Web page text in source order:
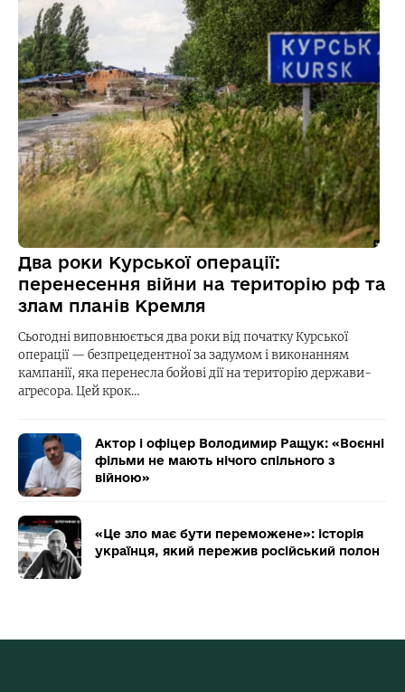
Два роки Курської операції:
перенесення війни на територію рф та
злам планів Кремля
Сьогодні виповнюється два роки від початку Курської
операції — безпрецедентної за задумом і виконанням
кампанії, яка перенесла бойові дії на територію держави-
агресора. Цей крок…
Актор і офіцер Володимир Ращук: «Воєнні
фільми не мають нічого спільного з
війною»
«Це зло має бути переможене»: історія
українця, який пережив російський полон